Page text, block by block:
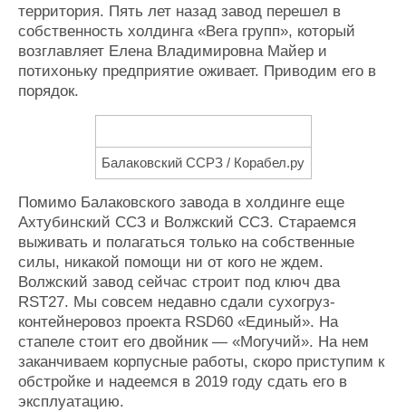
территория. Пять лет назад завод перешел в
собственность холдинга «Вега групп», который
возглавляет Елена Владимировна Майер и
потихоньку предприятие оживает. Приводим его в
порядок.
Балаковский ССРЗ / Корабел.ру
Помимо Балаковского завода в холдинге еще
Ахтубинский ССЗ и Волжский ССЗ. Стараемся
выживать и полагаться только на собственные
силы, никакой помощи ни от кого не ждем.
Волжский завод сейчас строит под ключ два
RST27. Мы совсем недавно сдали сухогруз-
контейнеровоз проекта RSD60 «Единый». На
стапеле стоит его двойник — «Могучий». На нем
заканчиваем корпусные работы, скоро приступим к
обстройке и надеемся в 2019 году сдать его в
эксплуатацию.